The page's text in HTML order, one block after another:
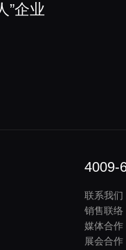
”企业
4009-
联系我
销售联
媒体合
展会合